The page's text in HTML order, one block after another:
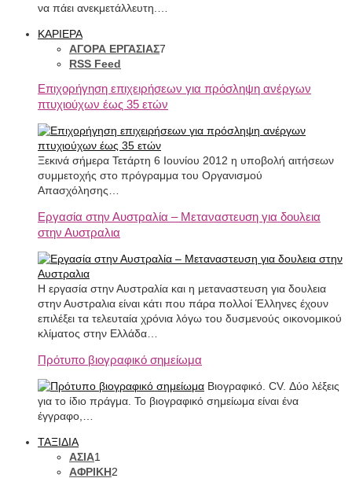
να πάει ανεκμετάλλευτη.…
ΚΑΡΙΕΡΑ
ΑΓΟΡΑ ΕΡΓΑΣΙΑΣ7
RSS Feed
Επιχορήγηση επιχειρήσεων για πρόσληψη ανέργων
πτυχιούχων έως 35 ετών
Ξεκινά σήμερα Τετάρτη 6 Ιουνίου 2012 η υποβολή αιτήσεων
συμμετοχής στο πρόγραμμα του Οργανισμού
Απασχόλησης…
Εργασία στην Αυστραλία – Μεταναστευση για δουλεια
στην Αυστραλια
Η εργασία στην Αυστραλία και η μεταναστευση για δουλεια
στην Αυστραλια είναι κάτι που πάρα πολλοί Έλληνες έχουν
επιλέξει τα τελευταία χρόνια λόγω του δυσμενούς οικονομικού
κλίματος στην Ελλάδα…
Πρότυπο βιογραφικό σημείωμα
Βιογραφικό. CV. Δύο λέξεις
για το ίδιο πράγμα. Το βιογραφικό σημείωμα είναι ένα
έγγραφο,…
ΤΑΞΙΔΙΑ
ΑΣΙΑ1
ΑΦΡΙΚΗ2